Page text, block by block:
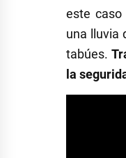
este
una lluvia
tabúes.
la